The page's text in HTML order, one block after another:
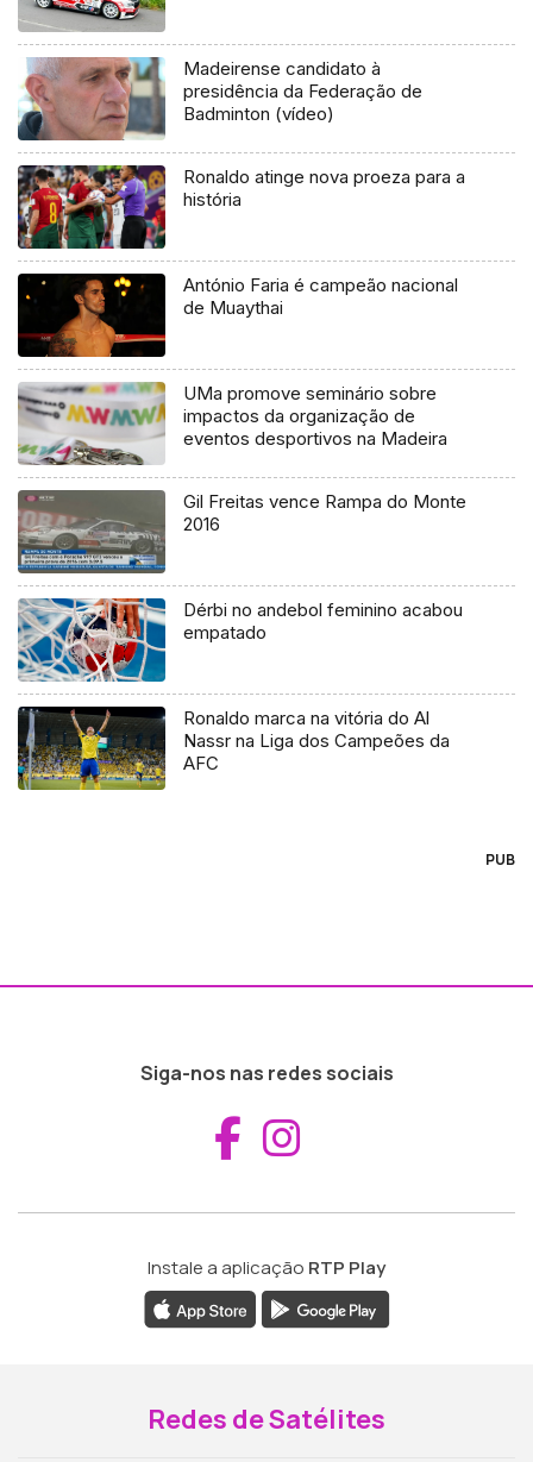
Madeirense candidato à
presidência da Federação de
Badminton (vídeo)
Ronaldo atinge nova proeza para a
história
António Faria é campeão nacional
de Muaythai
UMa promove seminário sobre
impactos da organização de
eventos desportivos na Madeira
Gil Freitas vence Rampa do Monte
2016
Dérbi no andebol feminino acabou
empatado
Ronaldo marca na vitória do Al
Nassr na Liga dos Campeões da
AFC
PUB
Siga-nos nas redes sociais
Aceder ao
Instale a aplicação RTP Play
Redes de Satélites